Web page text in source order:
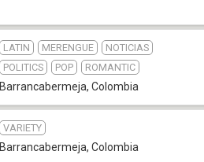
LATIN MERENGUE
NOTICIAS
POLITICS
POP ROMANTIC
Barrancabermeja, Colombia
VARIETY
Barrancabermeja, Colombia